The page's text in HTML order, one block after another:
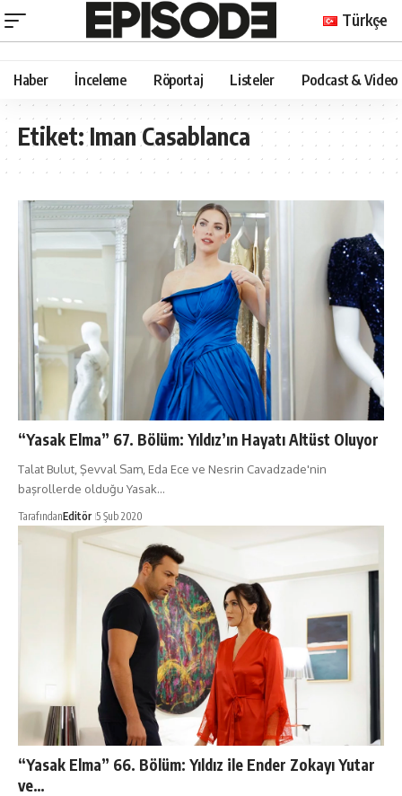
Türkçe
Haber İnceleme Röportaj Listeler Podcast & Video
Etiket:Iman Casablanca
“Yasak Elma” 67. Bölüm: Yıldız’ın Hayatı Altüst Oluyor
Talat Bulut, Şevval Sam, Eda Ece ve Nesrin Cavadzade'nin
başrollerde olduğu Yasak…
TarafındanEditör 5 Şub 2020
“Yasak Elma” 66. Bölüm: Yıldız ile Ender Zokayı Yutar
ve…